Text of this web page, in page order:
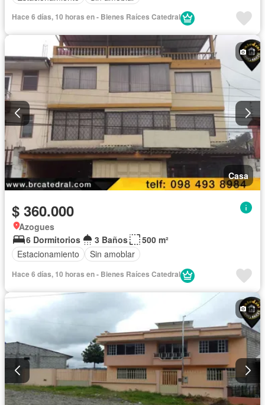
Hace 6 días, 10 horas en - Bienes Raíces Catedral
Casa
$ 360.000
Azogues
6 Dormitorios
3 Baños
500 m²
Estacionamiento
Sin amoblar
Hace 6 días, 10 horas en - Bienes Raíces Catedral